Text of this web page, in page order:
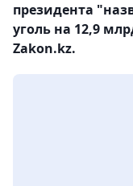
президента
уголь на 12,9
Zakon.kz.